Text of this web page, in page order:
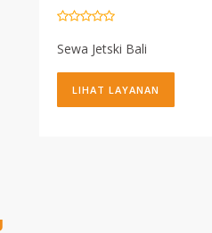
Sewa Jetski Bali
LIHAT LAYANAN